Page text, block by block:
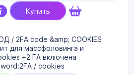
Купить
/ 2FA code &amp; COOKIES
для массфоловинга и
+2 FA включена
/ cookies